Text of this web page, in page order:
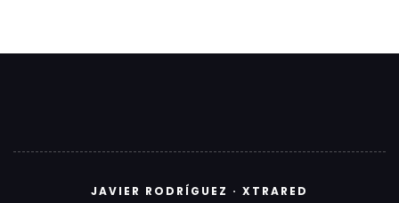
JAVIER RODRÍGUEZ · XTRARED